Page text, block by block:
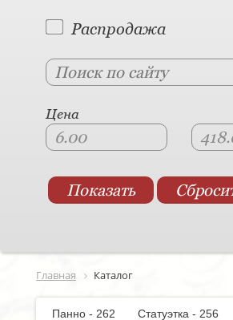
Распродажа
Цена
Главная Каталог
Панно - 262 Статуэтка - 256